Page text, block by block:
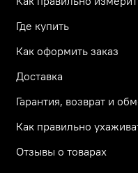
Где купить
Как оформить заказ
Доставка
Гарантия, возврат и
Как правильно
Отзывы о товарах